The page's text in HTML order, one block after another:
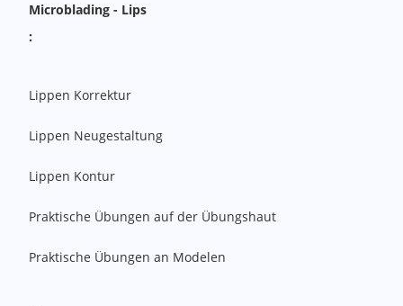
Microblading - Lips
:
Lippen Korrektur
Lippen Neugestaltung
Lippen Kontur
Praktische Übungen auf der Übungshaut
Praktische Übungen an Modelen